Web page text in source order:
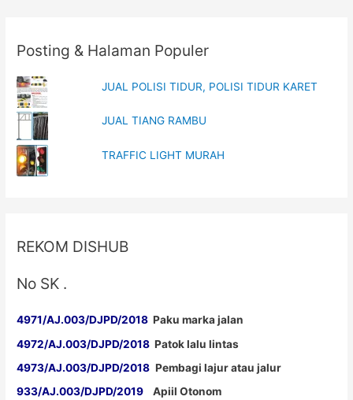
) w
)
Posting & Halaman Populer
JUAL POLISI TIDUR, POLISI TIDUR KARET
JUAL TIANG RAMBU
TRAFFIC LIGHT MURAH
REKOM DISHUB
No SK .
4971/AJ.003/DJPD/2018 Paku marka jalan
4972/AJ.003/DJPD/2018 Patok lalu lintas
4973/AJ.003/DJPD/2018 Pembagi lajur atau jalur
933/AJ.003/DJPD/2019 Apiil Otonom